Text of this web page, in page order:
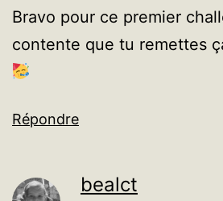
Bravo pour ce premier
contente que tu remettes
Répondre
bealct